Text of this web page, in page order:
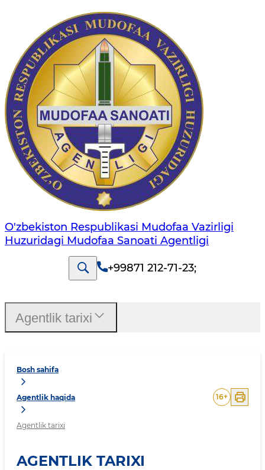
O'zbekiston Respublikasi Mudofaa Vazirligi
Huzuridagi Mudofaa Sanoati Agentligi
+99871 212-71-23;
Bosh sahifa
Agentlik haqida
Agentlik tarixi
16+
AGENTLIK TARIXI
Agentlik tarixi